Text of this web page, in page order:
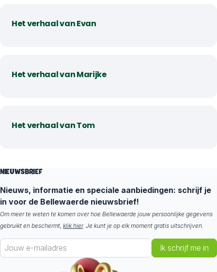
Het verhaal van Evan
Het verhaal van Marijke
Het verhaal van Tom
NIEUWSBRIEF
Nieuws, informatie en speciale aanbiedingen: schrijf je
in voor de Bellewaerde nieuwsbrief!
Om meer te weten te komen over hoe Bellewaerde jouw persoonlijke gegevens
gebruikt en beschermt, klik hier. Je kunt je op elk moment gratis uitschrijven.
Ik schrijf me in